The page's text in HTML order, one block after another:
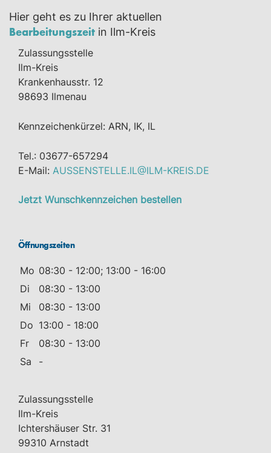
Hier geht es zu Ihrer aktuellen
Bearbeitungszeit in Ilm-Kreis
Zulassungsstelle
Ilm-Kreis
Krankenhausstr. 12
98693 Ilmenau
Kennzeichenkürzel: ARN, IK, IL
Tel.: 03677-657294
E-Mail: AUSSENSTELLE.IL@ILM-KREIS.DE
Jetzt Wunschkennzeichen bestellen
Öffnungszeiten
Mo 08:30 - 12:00; 13:00 - 16:00
Di
08:30 - 13:00
Mi
08:30 - 13:00
Do 13:00 - 18:00
Fr
08:30 - 13:00
Sa
-
Zulassungsstelle
Ilm-Kreis
Ichtershäuser Str. 31
99310 Arnstadt